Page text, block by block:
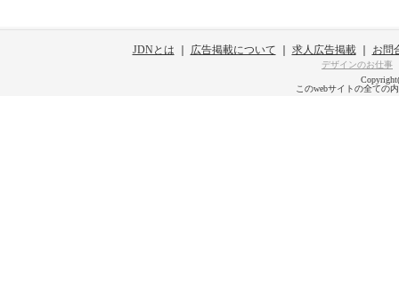
JDNとは 広告掲載について 求人広告掲載｜ お問
デザインのお仕事
このwebサイトの全ての